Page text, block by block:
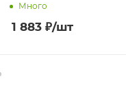
Много
1 883₽/шт